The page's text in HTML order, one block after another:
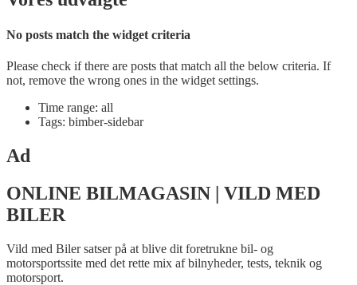
No posts match the widget criteria
Please check if there are posts that match all the below criteria. If
not, remove the wrong ones in the widget settings.
Time range: all
Tags: bimber-sidebar
Ad
ONLINE BILMAGASIN | VILD MED
BILER
Vild med Biler satser på at blive dit foretrukne bil- og
motorsportssite med det rette mix af bilnyheder, tests, teknik og
motorsport.